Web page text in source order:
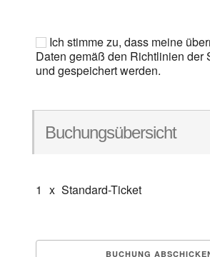
Ich stimme zu, dass meine
Daten gemäß den Richtlinien der
und gespeichert werden.
Buchungsübersicht
1 x Standard-Ticket